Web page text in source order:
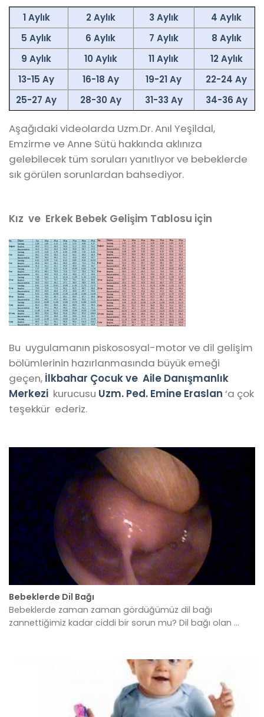
1 Aylık 2 Aylık 3 Aylık
4 Aylık
5 Aylık
6 Aylık 7 Aylık
8 Aylık
9 Aylık
10 Aylık 11 Aylık
12 Aylık
13-15 Ay
16-18 Ay 19-21 Ay
22-24 Ay
25-27 Ay
28-30 Ay 31-33 Ay 34-36 Ay
Aşağıdaki videolarda Uzm.Dr. Anıl Yeşildal,
Emzirme ve Anne Sütü hakkında aklınıza
gelebilecek tüm soruları yanıtlıyor ve bebeklerde
sık görülen sorunlardan bahsediyor.
Kız ve Erkek Bebek Gelişim Tablosu için
Bu uygulamanın piskososyal-motor ve dil gelişim
bölümlerinin hazırlanmasında büyük emeği
geçen, İlkbahar Çocuk ve Aile Danışmanlık
Merkezi kurucusu Uzm. Ped. Emine Eraslan ‘a çok
teşekkür ederiz.
Bebeklerde Dil Bağı
Bebeklerde zaman zaman gördüğümüz dil bağı
zannettiğimiz kadar ciddi bir sorun mu? Dil bağı olan ...